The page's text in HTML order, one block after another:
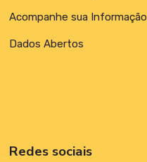
Acompanhe sua Informação
Dados Abertos
Redes sociais